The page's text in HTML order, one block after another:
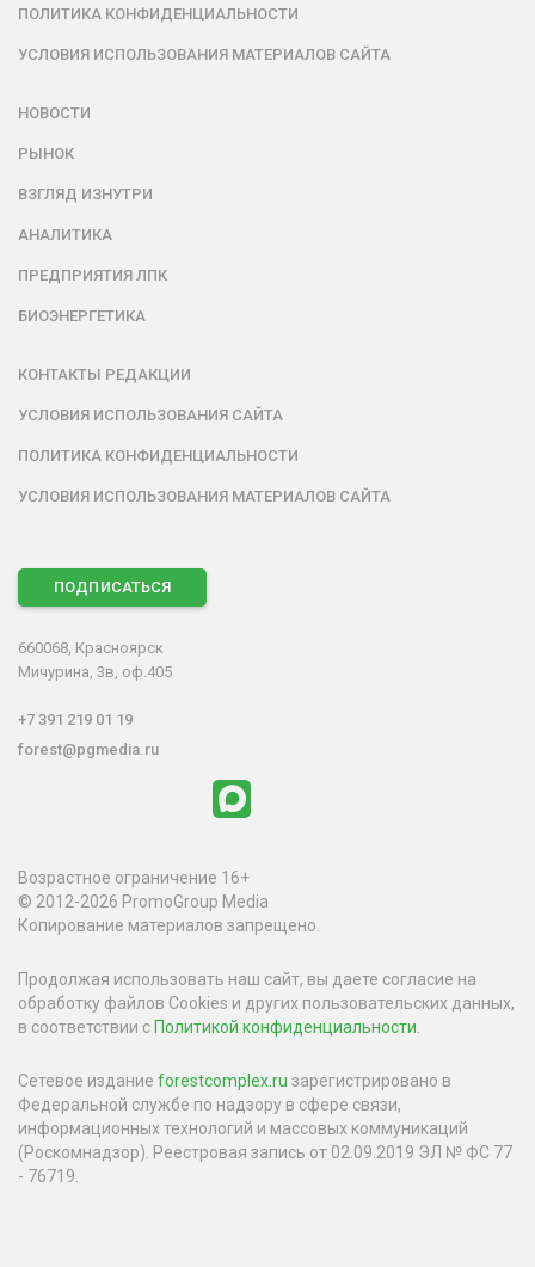
ПОЛИТИКА КОНФИДЕНЦИАЛЬНОСТИ
УСЛОВИЯ ИСПОЛЬЗОВАНИЯ МАТЕРИАЛОВ САЙТА
НОВОСТИ
РЫНОК
ВЗГЛЯД ИЗНУТРИ
АНАЛИТИКА
ПРЕДПРИЯТИЯ ЛПК
БИОЭНЕРГЕТИКА
КОНТАКТЫ РЕДАКЦИИ
УСЛОВИЯ ИСПОЛЬЗОВАНИЯ САЙТА
ПОЛИТИКА КОНФИДЕНЦИАЛЬНОСТИ
УСЛОВИЯ ИСПОЛЬЗОВАНИЯ МАТЕРИАЛОВ САЙТА
ПОДПИСАТЬСЯ
660068, Красноярск
Мичурина, 3в, оф.405
+7 391 219 01 19
forest@pgmedia.ru
Возрастное ограничение 16+
© 2012-2026 PromoGroup Media
Копирование материалов запрещено.
Продолжая использовать наш сайт, вы даете согласие на
обработку файлов Cookies и других пользовательских данных,
в соответствии с Политикой конфиденциальности.
Сетевое издание forestcomplex.ru зарегистрировано в
Федеральной службе по надзору в сфере связи,
информационных технологий и массовых коммуникаций
(Роскомнадзор). Реестровая запись от 02.09.2019 ЭЛ № ФС 77
- 76719.